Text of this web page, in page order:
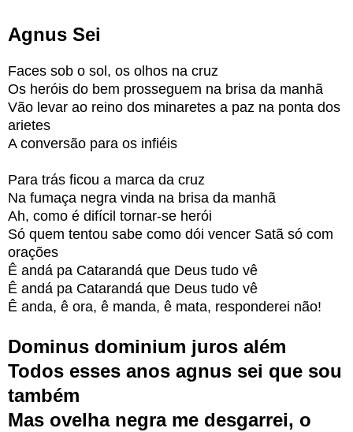
Agnus Sei
Faces sob o sol, os olhos na cruz
Os heróis do bem prosseguem na brisa da manhã
Vão levar ao reino dos minaretes a paz na ponta dos
arietes
A conversão para os infiéis
Para trás ficou a marca da cruz
Na fumaça negra vinda na brisa da manhã
Ah, como é difícil tornar-se herói
Só quem tentou sabe como dói vencer Satã só com
orações
Ê andá pa Catarandá que Deus tudo vê
Ê andá pa Catarandá que Deus tudo vê
Ê anda, ê ora, ê manda, ê mata, responderei não!
Dominus dominium juros além
Todos esses anos agnus sei que sou
também
Mas ovelha negra me desgarrei, o